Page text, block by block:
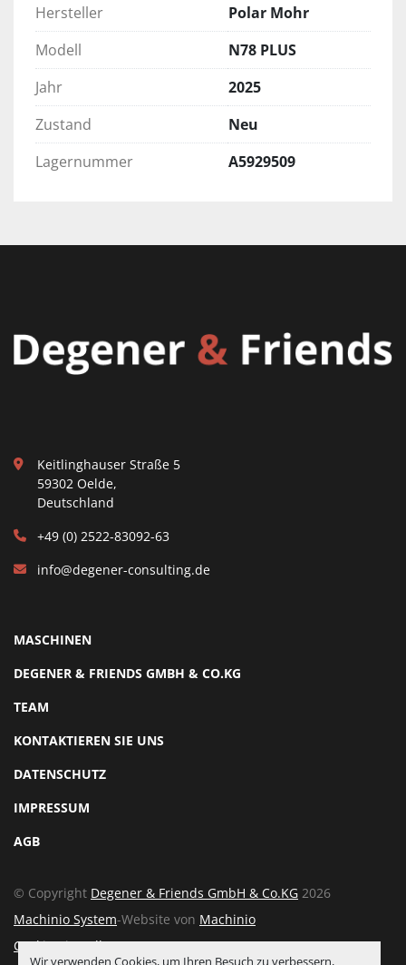
Wir verwenden Cookies, um Ihren Besuch zu verbessern,
Hersteller
Polar Mohr
Modell
N78 PLUS
Jahr
2025
Zustand
Neu
Lagernummer
A5929509
Keitlinghauser Straße 5
59302 Oelde,
Deutschland
+49 (0) 2522-83092-63
info@degener-consulting.de
MASCHINEN
DEGENER & FRIENDS GMBH & CO.KG
TEAM
KONTAKTIEREN SIE UNS
DATENSCHUTZ
IMPRESSUM
AGB
© Copyright Degener & Friends GmbH & Co.KG 2026
Machinio System-Website von Machinio
Cookie-Einstellungen